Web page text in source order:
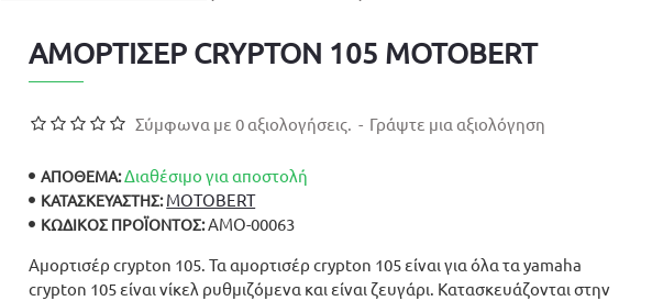
ΑΜΟΡΤΙΣΕΡ CRYPTON 105 MOTOBERT
Αμορτισέρ crypton 105. Τα αμορτισέρ crypton 105 είναι για όλα τα yamaha
crypton 105 είναι νίκελ ρυθμιζόμενα και είναι ζευγάρι. Κατασκευάζονται στην
ΑΠΟΘΕΜΑ:Διαθέσιμο για αποστολή
ΚΑΤΑΣΚΕΥΑΣΤΉΣ: MOTOBERT
ΚΩΔΙΚΌΣ ΠΡΟΪΌΝΤΟΣ:ΑΜΟ-00063
Σύμφωνα με 0 αξιολογήσεις. - Γράψτε μια αξιολόγηση